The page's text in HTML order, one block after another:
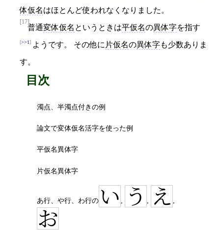
体仮名はほとんど使われなくなりました。
[17]
普通変体仮名 というときは平仮名の異体字を指す
>>1 ようです。 その他に 片仮名の異体字も少数ありま
す。
目次
濁点、半濁点付きの例
論文で変体仮名活字を使った例
平仮名異体字
片仮名異体字
あ行、や行、わ行の い う え
お